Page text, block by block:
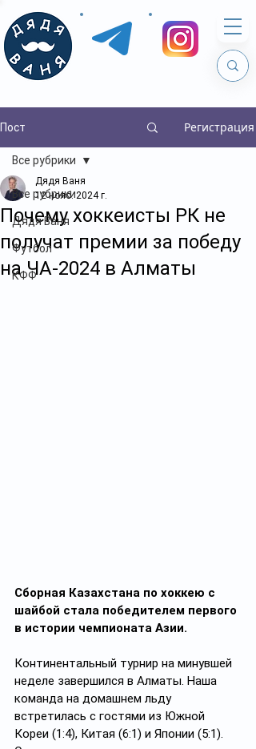
Пост Регистрация
Все рубрики
Дядя Ваня
Футбол
КФФ
Все рубрики
Почему хоккеисты РК не
получат премии за победу
на ЧА-2024 в Алматы
Дядя Ваня
12 нояб. 2024 г.
Сборная Казахстана по хоккею с
шайбой стала победителем первого
в истории чемпионата Азии.
Континентальный турнир на минувшей
неделе завершился в Алматы. Наша
команда на домашнем льду
встретилась с гостями из Южной
Кореи (1:4), Китая (6:1) и Японии (5:1).